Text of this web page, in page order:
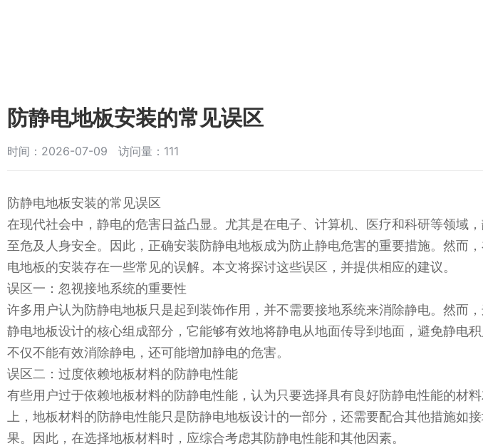
防静电地板安装的常见误区
时间：2026-07-09 访问量：111
防静电地板安装的常见误区
在现代社会中，静电的危害日益凸显。尤其是在电子、计算机、医疗和科研等领域
至危及人身安全。因此，正确安装防静电地板成为防止静电危害的重要措施。然而
电地板的安装存在一些常见的误解。本文将探讨这些误区，并提供相应的建议。
误区一：忽视接地系统的重要性
许多用户认为防静电地板只是起到装饰作用，并不需要接地系统来消除静电。然而
静电地板设计的核心组成部分，它能够有效地将静电从地面传导到地面，避免静电
不仅不能有效消除静电，还可能增加静电的危害。
误区二：过度依赖地板材料的防静电性能
有些用户过于依赖地板材料的防静电性能，认为只要选择具有良好防静电性能的材
上，地板材料的防静电性能只是防静电地板设计的一部分，还需要配合其他措施如
果。因此，在选择地板材料时，应综合考虑其防静电性能和其他因素。